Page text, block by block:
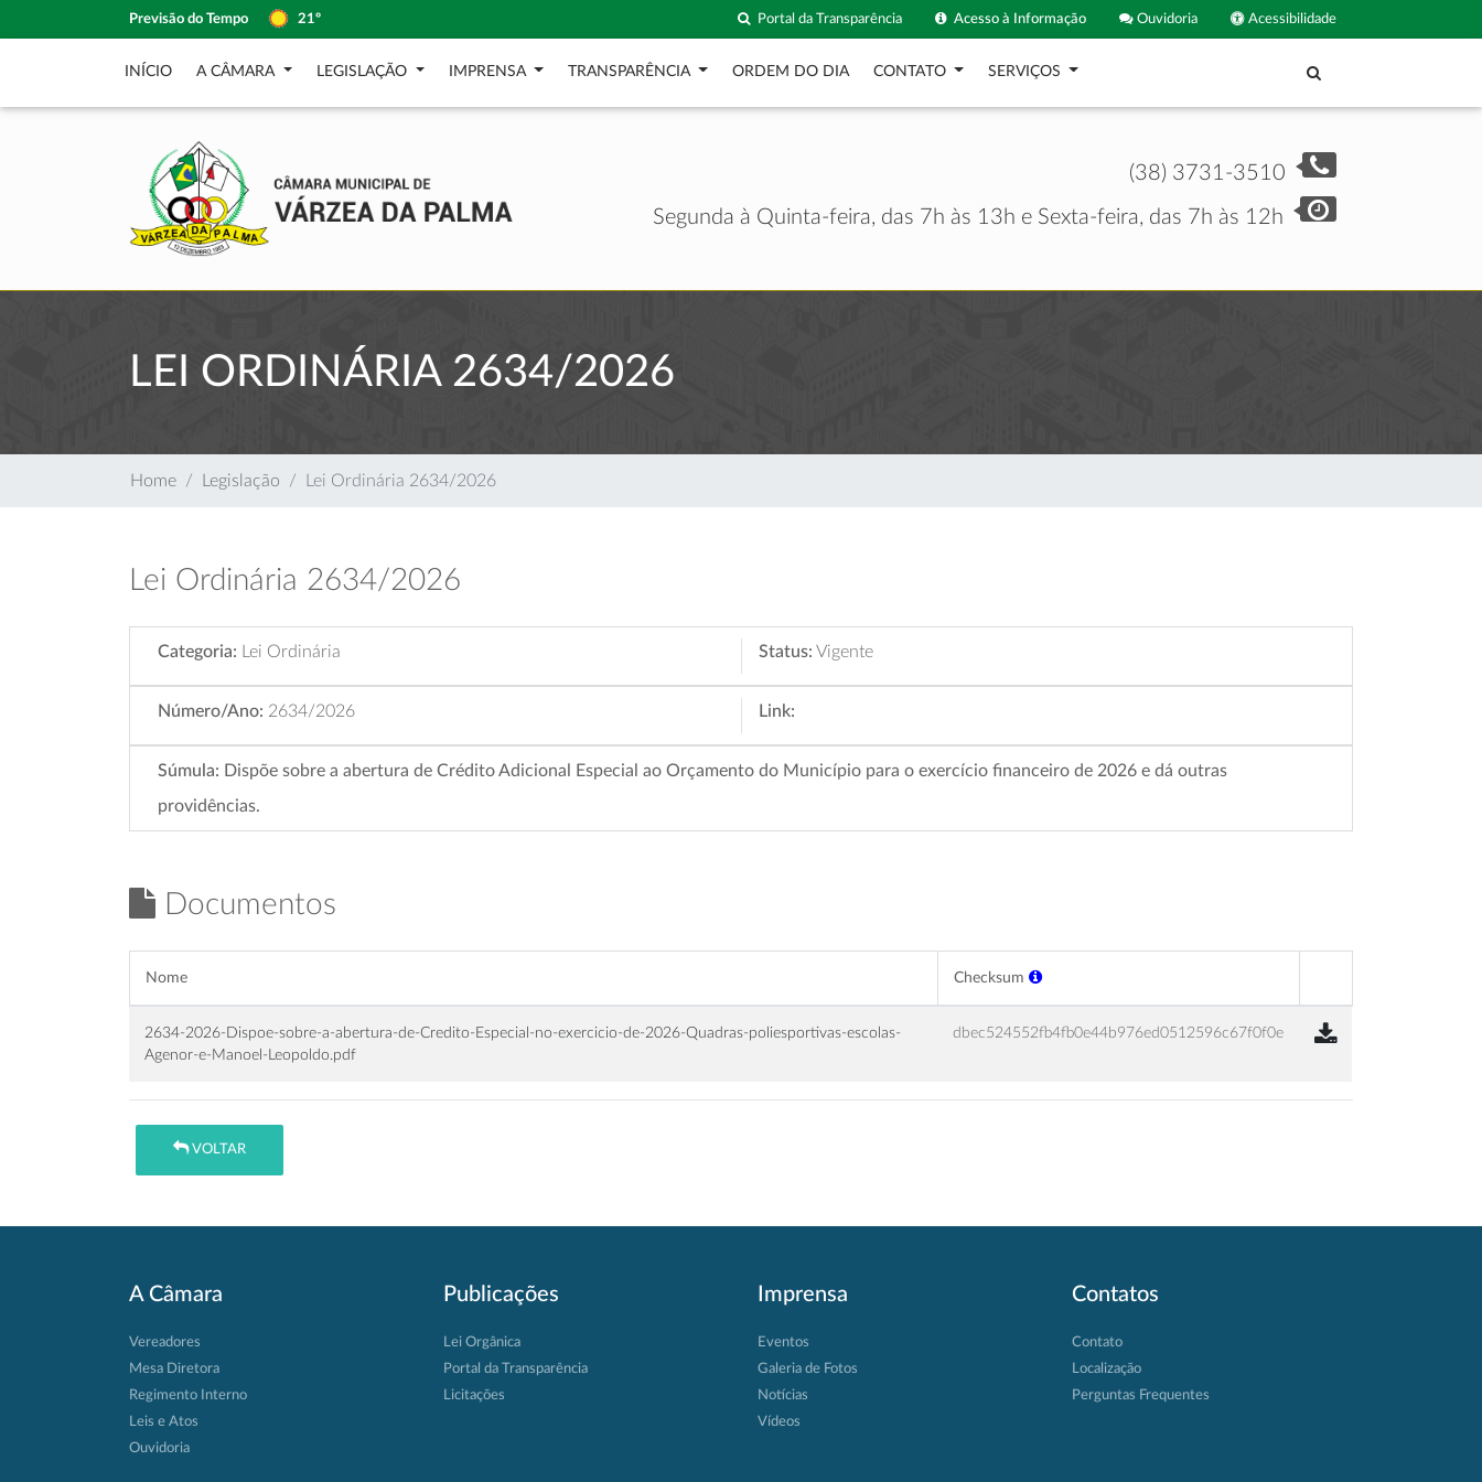
Previsão do Tempo 21º Acessibilidade
Ouvidoria
Acesso à Informação
Portal da Transparência
INÍCIO A CÂMARA LEGISLAÇÃO IMPRENSA TRANSPARÊNCIA ORDEM DO DIA CONTATO SERVIÇOS
(38) 3731-3510
Segunda à Quinta-feira, das 7h às 13h e Sexta-feira, das 7h às 12h
LEI ORDINÁRIA 2634/2026
Home Legislação Lei Ordinária 2634/2026
Lei Ordinária 2634/2026
Categoria: Lei Ordinária Status: Vigente
Número/Ano: 2634/2026 Link:
Súmula: Dispõe sobre a abertura de Crédito Adicional Especial ao Orçamento do Município para o exercício financeiro de 2026 e dá outras
providências.
Documentos
Nome Checksum
2634-2026-Dispoe-sobre-a-abertura-de-Credito-Especial-no-exercicio-de-2026-Quadras-poliesportivas-escolas-
Agenor-e-Manoel-Leopoldo.pdf
dbec524552fb4fb0e44b976ed0512596c67f0f0e
VOLTAR
A Câmara
Vereadores
Mesa Diretora
Regimento Interno
Leis e Atos
Ouvidoria
Publicações
Lei Orgânica
Portal da Transparência
Licitações
Imprensa
Eventos
Galeria de Fotos
Notícias
Vídeos
Contatos
Contato
Localização
Perguntas Frequentes